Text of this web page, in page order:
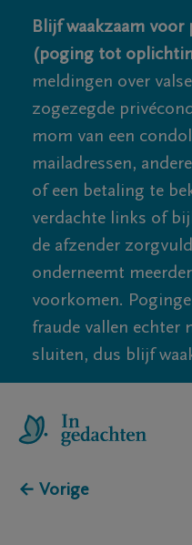
Blijf waakzaam
(poging tot
meldingen over
zogezegde
mom van een
mailadressen,
of een betaling te
verdachte links of
de afzender
onderneemt
voorkomen.
fraude vallen
sluiten, dus blijf
← Vorige